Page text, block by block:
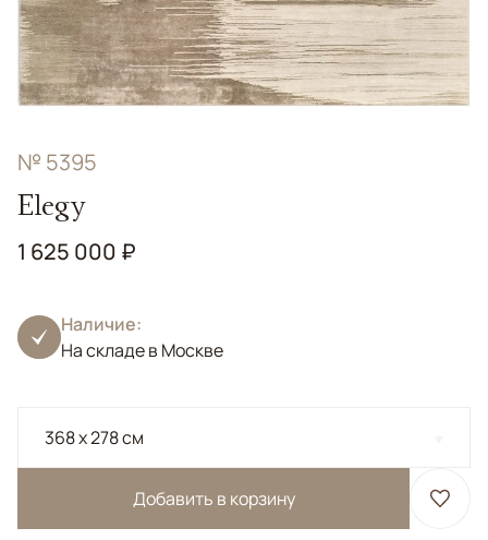
№ 5395
Elegy
1 625 000 ₽
Наличие:
На складе в Москве
368 x 278 см
Добавить в корзину